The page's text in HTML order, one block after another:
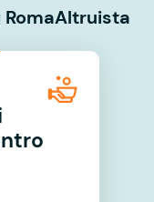
RomaAltruista